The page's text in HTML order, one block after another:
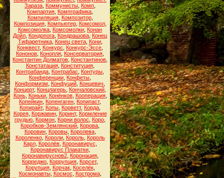
Зараза Коммунисты Комп
Компартия Компграфика
Компиляция, Композитор,
Композиция, Компьютер, Комсомол,
Комсомолка Комсомолки Конан
Дойл Кондопога Кондрашова Конец
Тифаретника, Конец света, Кони,
Конквест, Конкурс Конкурс-Эссе
Кононов Конопля Консерватория
Константин Долматов Константинов
Констатация, Конституция,
Контрабанда Контрабас Контуры
Конференции Конфеты
Конформизм
Конфуций Концевич
Концерт, Концлагерь Кончаловский
Конь, Коньки, Конёнков, Кооперация,
Копейкин Копенгаген Копипаст,
Копирайт, Копы Корветт, Корда
Корея, Коржавин, Коринт, Кормление
грудью Кормон Корни волос Коро
Коробков-Землянский Корова
Коровин, Коровы, Королева,
Короленко, Короли, Король, Король
Карл, Королёв, Коронавирус
Коронавирус Плакатки,
Коронавируснов2, Коронация,
Корреджо Коррупция Корсет,
Корупция, Корчак, Коселёк,
Космонавты, Космос Кострома,